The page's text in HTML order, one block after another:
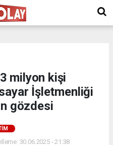
milyon kişi
İşletmenliği
gözdesi
30.06.2025 - 21:38